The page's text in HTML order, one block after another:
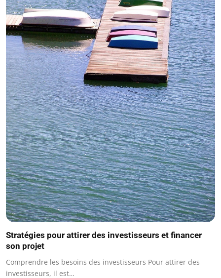
Stratégies pour attirer des investisseurs et financer
son projet
Comprendre les besoins des investisseurs Pour attirer des
investisseurs, il est…